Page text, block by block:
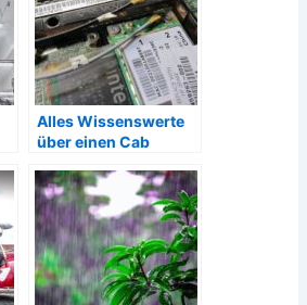
Alles Wissenswerte
über einen Cab